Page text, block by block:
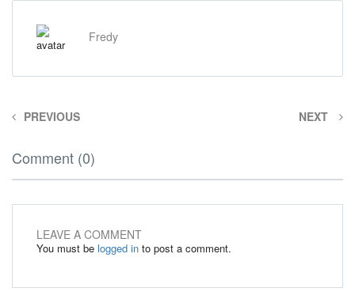
Fredy
PREVIOUS NEXT
Comment (0)
LEAVE A COMMENT
You must be logged in to post a comment.